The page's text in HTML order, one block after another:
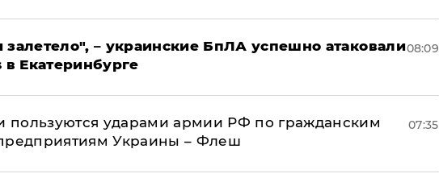
– украинские БпЛА успешно атаковали
Екатеринбурге
08:09
ударами армии РФ по гражданским
Украины – Флеш
07:35